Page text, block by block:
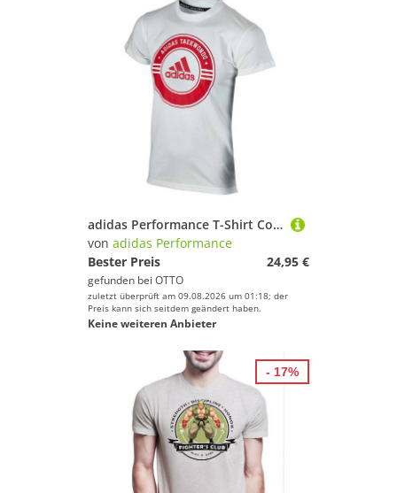
adidas Performance T-Shirt Community line Taekwondo
von adidas Performance
Bester Preis
24,95 €
gefunden bei OTTO
zuletzt überprüft am 09.08.2026 um 01:18; der
Preis kann sich seitdem geändert haben.
Keine weiteren Anbieter
- 17%